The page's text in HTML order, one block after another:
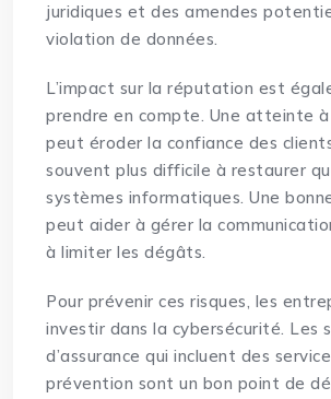
juridiques et des amendes
violation de données.
L’impact sur la réputation est
prendre en compte. Une atteinte
peut éroder la confiance des
souvent plus difficile à restaurer
systèmes informatiques. Une
peut aider à gérer la
à limiter les dégâts.
Pour prévenir ces risques, les
investir dans la cybersécurité. Les
d’assurance qui incluent des
prévention sont un bon point de